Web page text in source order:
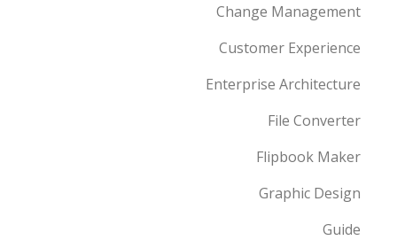
Change Management
Customer Experience
Enterprise Architecture
File Converter
Flipbook Maker
Graphic Design
Guide